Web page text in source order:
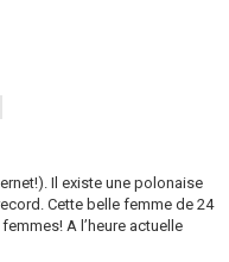
Il existe une polonaise
Cette belle femme de 24
A l’heure actuelle